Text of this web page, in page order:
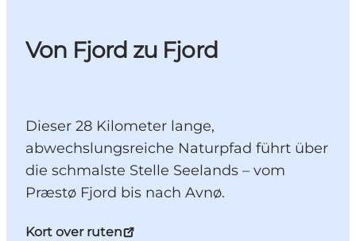
Von Fjord zu Fjord
Dieser 28 Kilometer lange,
abwechslungsreiche Naturpfad führt über
die schmalste Stelle Seelands – vom
Præstø Fjord bis nach Avnø.
Kort over ruten